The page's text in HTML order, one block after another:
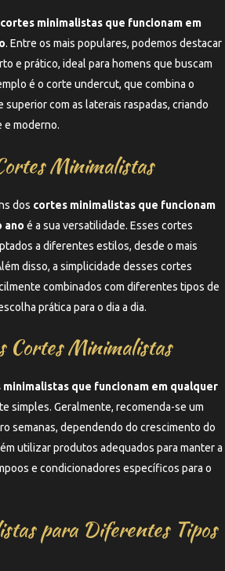
cortes minimalistas que funcionam em
. Entre os mais populares, podemos destacar
e prático, ideal para homens que buscam
é o corte undercut, que combina o
superior com as laterais raspadas, criando
e moderno.
Minimalistas
dos cortes minimalistas que funcionam
ano é a sua versatilidade. Esses cortes
a diferentes estilos, desde o mais
disso, a simplicidade desses cortes
combinados com diferentes tipos de
prática para o dia a dia.
Cortes Minimalistas
minimalistas que funcionam em qualquer
simples. Geralmente, recomenda-se um
semanas, dependendo do crescimento do
utilizar produtos adequados para manter a
e condicionadores específicos para o
para Diferentes Tipos